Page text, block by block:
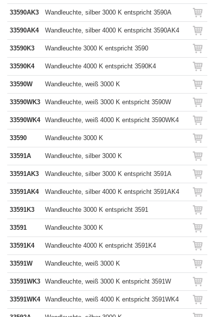
33590AK3 Wandleuchte, silber 3000 K entspricht 3590A
33590AK4 Wandleuchte, silber 4000 K entspricht 3590AK4
33590K3 Wandleuchte 3000 K entspricht 3590
33590K4 Wandleuchte 4000 K entspricht 3590K4
33590W Wandleuchte, weiß 3000 K
33590WK3 Wandleuchte, weiß 3000 K entspricht 3590W
33590WK4 Wandleuchte, weiß 4000 K entspricht 3590WK4
33590 Wandleuchte 3000 K
33591A Wandleuchte, silber 3000 K
33591AK3 Wandleuchte, silber 3000 K entspricht 3591A
33591AK4 Wandleuchte, silber 4000 K entspricht 3591AK4
33591K3 Wandleuchte 3000 K entspricht 3591
33591 Wandleuchte 3000 K
33591K4 Wandleuchte 4000 K entspricht 3591K4
33591W Wandleuchte, weiß 3000 K
33591WK3 Wandleuchte, weiß 3000 K entspricht 3591W
33591WK4 Wandleuchte, weiß 4000 K entspricht 3591WK4